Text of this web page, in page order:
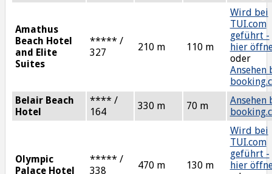
Amathus
Beach Hotel
and Elite
Suites
***** /
327
210 m 110 m
Wird bei
TUI.com
geführt -
hier
oder
Ansehen
Belair Beach
Hotel
**** /
164
330 m 70 m
Ansehen
Olympic
Palace Hotel
***** /
338
470 m 130 m
Wird bei
TUI.com
geführt -
hier